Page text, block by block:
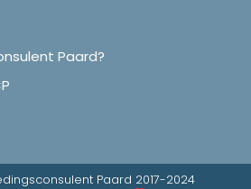
Paard?
Paard 2017-2024